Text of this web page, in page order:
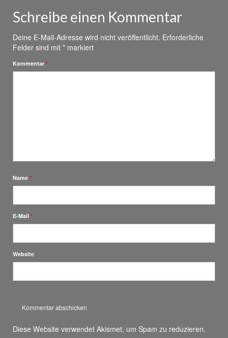
Schreibe einen Kommentar
Deine E-Mail-Adresse wird nicht veröffentlicht. Erforderliche
Felder sind mit * markiert
Kommentar *
Name *
E-Mail *
Website
Diese Website verwendet Akismet, um Spam zu reduzieren.